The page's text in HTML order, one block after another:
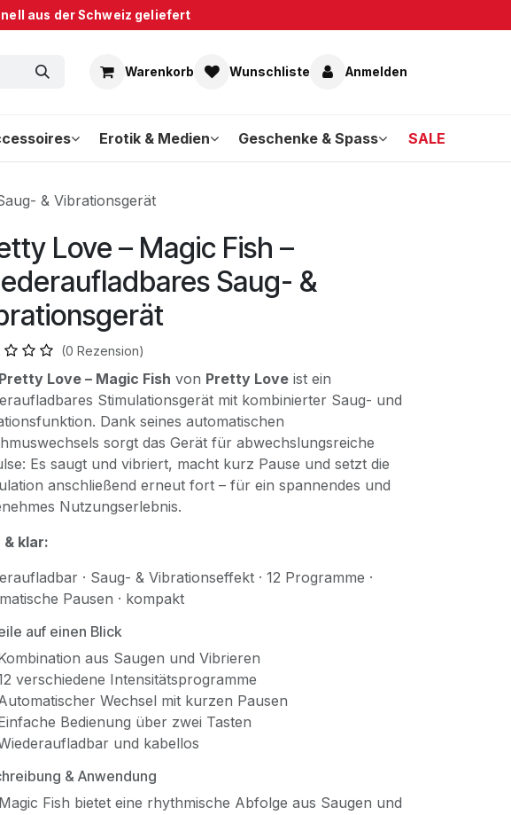
aus der Schweiz geliefert
Warenkorb Wunschliste Anmelden
Erotik & Medien Geschenke & Spass SALE
& Vibrationsgerät
Love – Magic Fish –
Saug- &
(0 Rezension)
Pretty Love – Magic Fish von Pretty Love ist ein
Stimulationsgerät mit kombinierter Saug- und
Dank seines automatischen
sorgt das Gerät für abwechslungsreiche
Es saugt und vibriert, macht kurz Pause und setzt die
anschließend erneut fort – für ein spannendes und
Nutzungserlebnis.
& klar:
· Saug- & Vibrationseffekt · 12 Programme ·
Pausen · kompakt
auf einen Blick
aus Saugen und Vibrieren
verschiedene Intensitätsprogramme
Wechsel mit kurzen Pausen
Bedienung über zwei Tasten
und kabellos
& Anwendung
Fish bietet eine rhythmische Abfolge aus Saugen und